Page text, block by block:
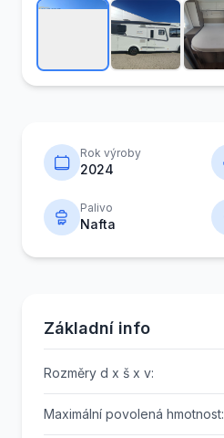
Rok výroby
2024
Palivo
Nafta
Základní info
Rozměry d x š x v:
Maximální povolená hmotnost: